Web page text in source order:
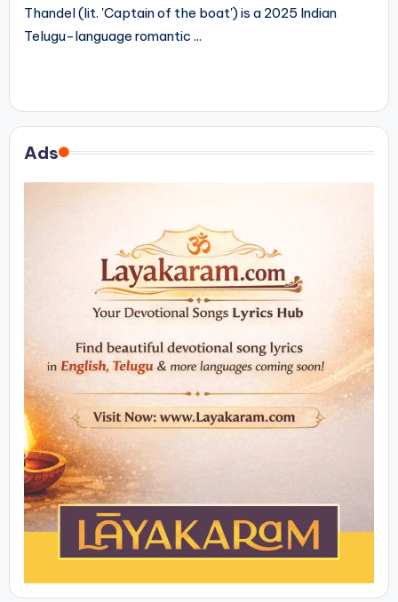
Thandel (lit. 'Captain of the boat') is a 2025 Indian
Telugu-language romantic ...
Ads